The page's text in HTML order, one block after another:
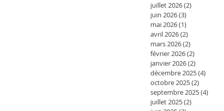
juillet 2026(2)
juin 2026(3)
mai 2026(1)
avril 2026(2)
mars 2026(2)
février 2026(2)
janvier 2026(2)
décembre 2025(4)
octobre 2025(2)
septembre 2025(4)
juillet 2025(2)